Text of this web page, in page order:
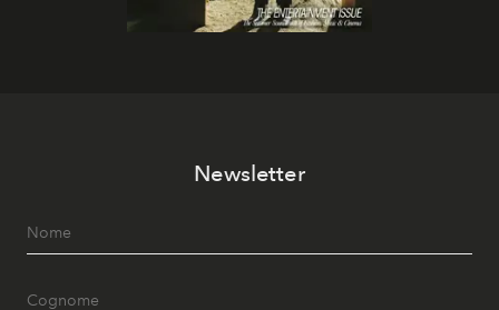
Newsletter